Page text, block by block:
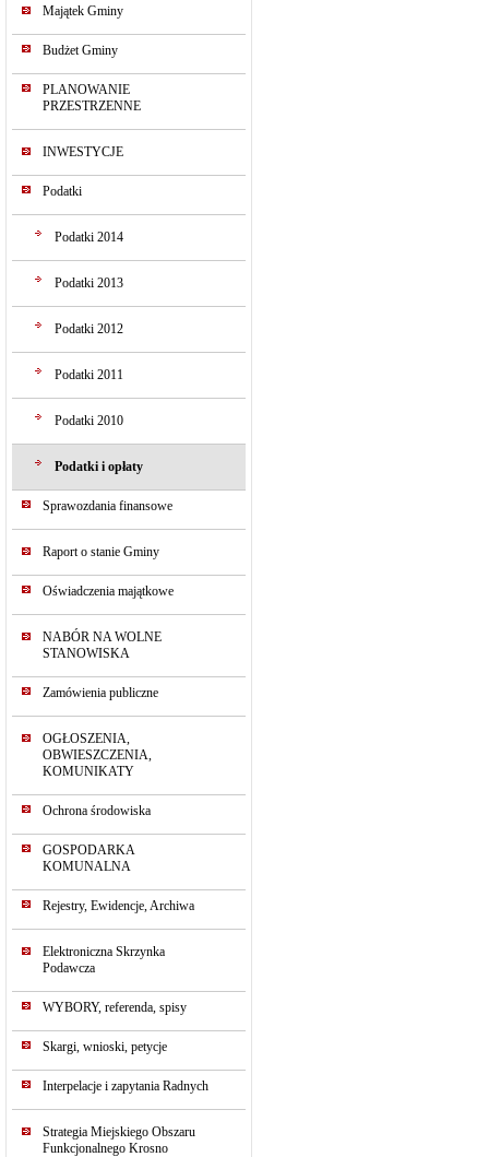
Majątek Gminy
Budżet Gminy
PLANOWANIE
PRZESTRZENNE
INWESTYCJE
Podatki
Podatki 2014
Podatki 2013
Podatki 2012
Podatki 2011
Podatki 2010
Podatki i opłaty
Sprawozdania finansowe
Raport o stanie Gminy
Oświadczenia majątkowe
NABÓR NA WOLNE
STANOWISKA
Zamówienia publiczne
OGŁOSZENIA,
OBWIESZCZENIA,
KOMUNIKATY
Ochrona środowiska
GOSPODARKA
KOMUNALNA
Rejestry, Ewidencje, Archiwa
Elektroniczna Skrzynka
Podawcza
WYBORY, referenda, spisy
Skargi, wnioski, petycje
Interpelacje i zapytania Radnych
Strategia Miejskiego Obszaru
Funkcjonalnego Krosno